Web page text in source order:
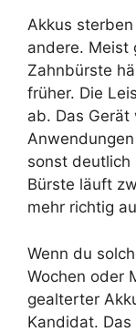
Akkus
andere. Meist
Zahnbürste
früher. Die
ab. Das
sonst deutlich
Bürste läuft
mehr richtig
Wenn du
Wochen oder
gealterter
Kandidat.